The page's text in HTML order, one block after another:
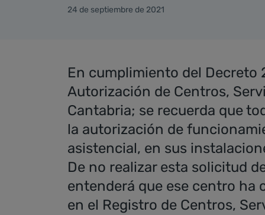
24 de septiembre de 2021
En cumplimiento del Decreto
Autorización de Centros,
Cantabria; se recuerda que
la autorización de
asistencial, en sus
De no realizar esta solicitud
entenderá que ese centro ha
en el Registro de Centros,